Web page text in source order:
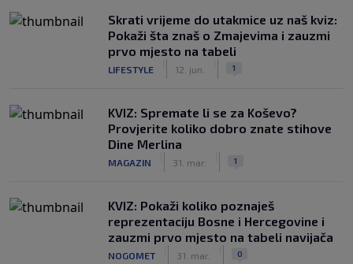
Skrati vrijeme do utakmice uz naš kviz:
Pokaži šta znaš o Zmajevima i zauzmi
prvo mjesto na tabeli
LIFESTYLE 12. jun. 1
KVIZ: Spremate li se za Koševo?
Provjerite koliko dobro znate stihove
Dine Merlina
MAGAZIN 31. mar. 1
KVIZ: Pokaži koliko poznaješ
reprezentaciju Bosne i Hercegovine i
zauzmi prvo mjesto na tabeli navijača
NOGOMET 31. mar. 0